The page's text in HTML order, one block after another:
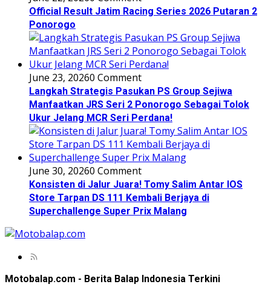
Official Result Jatim Racing Series 2026 Putaran 2
Ponorogo
June 23, 20260 Comment
Langkah Strategis Pasukan PS Group Sejiwa
Manfaatkan JRS Seri 2 Ponorogo Sebagai Tolok
Ukur Jelang MCR Seri Perdana!
June 30, 20260 Comment
Konsisten di Jalur Juara! Tomy Salim Antar IOS
Store Tarpan DS 111 Kembali Berjaya di
Superchallenge Super Prix Malang
Motobalap.com - Berita Balap Indonesia Terkini